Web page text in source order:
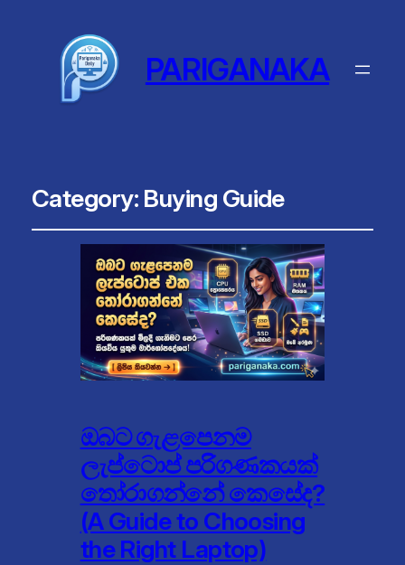
PARIGANAKA
Category: Buying Guide
ඔබට ගැළපෙනම
ලැප්ටොප් පරිගණකයක්
තෝරාගන්නේ කෙසේද?
(A Guide to Choosing
the Right Laptop)